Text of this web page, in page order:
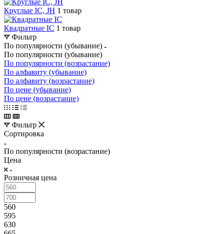
Круглые IC, JH 1 товар
Квадратные IC 1 товар
Фильтр
По популярности (убывание)
По популярности (убывание)
По популярности (возрастание)
По алфавиту (убывание)
По алфавиту (возрастание)
По цене (убывание)
По цене (возрастание)
Фильтр
Сортировка
По популярности (возрастание)
Цена
Розничная цена
560
595
630